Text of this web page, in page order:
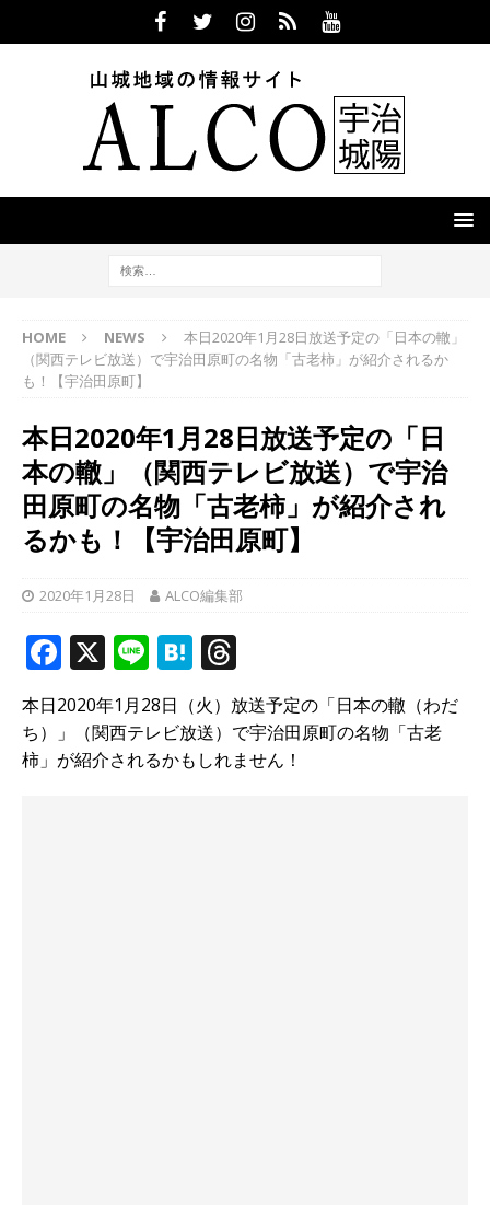
HOME NEWS
本日2020年1月28日放送予定の「日本の轍」
（関西テレビ放送）で宇治田原町の名物「古老柿」が紹介されるか
も！【宇治田原町】
本日2020年1月28日放送予定の「日
本の轍」（関西テレビ放送）で宇治
田原町の名物「古老柿」が紹介され
るかも！【宇治田原町】
2020年1月28日 ALCO編集部
F
a
c
e
X Li
n
e
H
at
e
n
h
r
e
本日2020年1月28日（火）放送予定の「日本の轍（わだ
ち）」（関西テレビ放送）で宇治田原町の名物「古老
柿」が紹介されるかもしれません！